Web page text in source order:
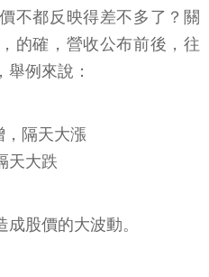
不都反映得差不多了？關
的確，營收公布前後，往
例來說：
，隔天大漲
天大跌
股價的大波動。